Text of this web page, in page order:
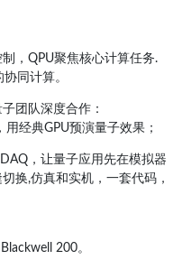
，QPU聚焦核心计算任务.
同计算。
团队深度合作：
经典GPU预演量子效果；
，让量子应用先在模拟器
换,仿真和实机，一套代码，
200。